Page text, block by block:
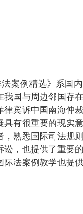
法案例精选》系国
我国与周边邻国存
律宾诉中国南海仲
具有很重要的现实
，熟悉国际司法规
讼，也提供了重要
际法案例教学也提